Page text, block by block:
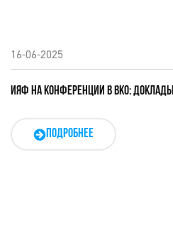
16-06-2025
ИЯФ НА КОНФЕРЕНЦИИ В ВКО:
ПОДРОБНЕЕ